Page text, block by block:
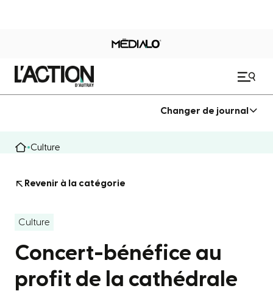
Changer de journal
Culture
Revenir à la catégorie
Culture
Concert-bénéfice au
profit de la cathédrale